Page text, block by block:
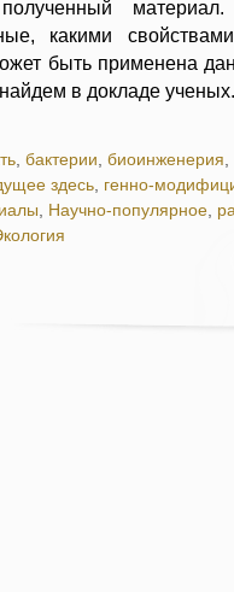
полученный
какими
быть применена
в докладе
, бактерии, биоинженерия,
здесь, генно-
, Научно-популярное,